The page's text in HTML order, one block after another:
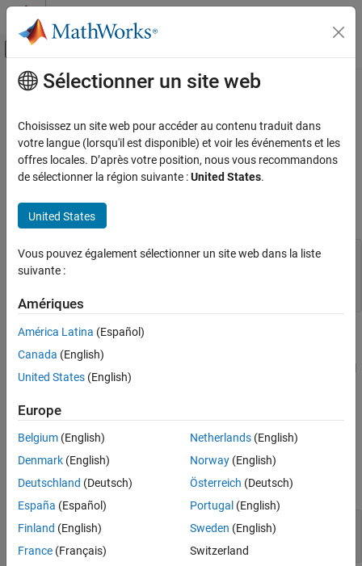
Passer au contenu
Activer/désactiver l'affichage du menu
Accueil de la documentation
External Language Interfaces
Fortran with MATLAB
Fortran Matrix API
mxCreateCharMatrixFromStrings (Fortran)
ON THIS PAGE
Fortran Syntax
Input Arguments
Output Arguments
Version History
Contenu principal
mxCreateCharMatrixFromStrings
(Fortran)
2-D mxChararray initialized to specified value
Fortran Syntax
#include "fintrf.h"
mwPointer mxCreateCharMatrixFromStrings(m, str)
character*(*) str(m)
Description
, where each row is initialized to a string from
characters instr(i).
Input Arguments
expand all
m— Number of strings
Sélectionner un site web
Choisissez un site web pour accéder au contenu traduit dans
votre langue (lorsqu'il est disponible) et voir les événements et les
offres locales. D’après votre position, nous vous recommandons
de sélectionner la région suivante :United States.
United States
Vous pouvez également sélectionner un site web dans la liste
suivante :
Amériques
América Latina (Español)
Canada (English)
United States (English)
Europe
Belgium (English)
Denmark (English)
Deutschland (Deutsch)
España (Español)
Finland (English)
France (Français)
Netherlands(English)
Norway(English)
Österreich (Deutsch)
Portugal (English)
Sweden (English)
Switzerland